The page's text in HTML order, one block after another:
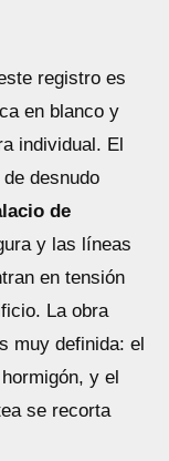
registro es
en blanco y
individual. El
desnudo
de
y las líneas
en tensión
La obra
muy definida: el
y el
se recorta